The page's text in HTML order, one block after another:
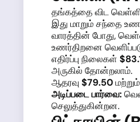
தங்கத்தை விட
இது மாறும் சந்தை
வாரத்தின் போது,
உணர்திறனை
எதிர்ப்பு நிலைகள்
அருகில் தோன்றலாம்.
ஆதரவு$79.50மற்றும்
அடிப்படை பார்வை:
செலுத்துகின்றன.